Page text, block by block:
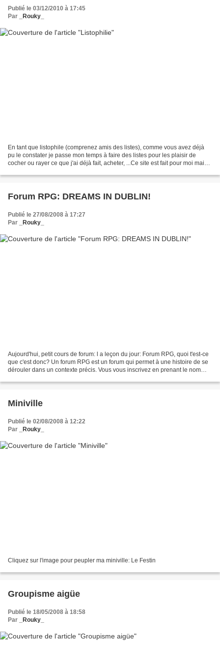
Publié le 03/12/2010 à 17:45
Par
_Rouky_
En tant que listophile (comprenez amis des listes), comme vous avez déjà
pu le constater je passe mon temps à faire des listes pour les plaisir de
cocher ou rayer ce que j'ai déjà fait, acheter, ...Ce site est fait pour moi mais
Forum RPG: DREAMS IN DUBLIN!
Publié le 27/08/2008 à 17:27
Par
_Rouky_
Aujourd'hui, petit cours de forum: l a leçon du jour: Forum RPG, quoi t'est-ce
que c'est donc? Un forum RPG est un forum qui permet à une histoire de se
dérouler dans un contexte précis. Vous vous inscrivez en prenant le nom
Miniville
Publié le 02/08/2008 à 12:22
Par
_Rouky_
Cliquez sur l'image pour peupler ma miniville: Le Festin
Groupisme aigüe
Publié le 18/05/2008 à 18:58
Par
_Rouky_